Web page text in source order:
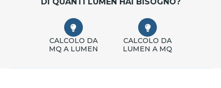
DI QUANTI LUMEN HAI BISOGNO?
CALCOLO DA
MQ A LUMEN
CALCOLO DA
LUMEN A MQ